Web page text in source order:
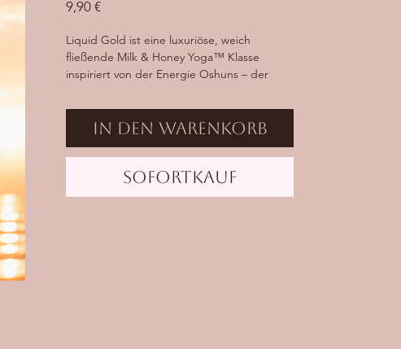
9,90 €Preis
Liquid Gold ist eine luxuriöse, weich
fließende Milk & Honey Yoga™ Klasse
inspiriert von der Energie Oshuns – der
und emotionaler Tiefe.
sonnengewärmter Haut.
Dich erwartet eine nährende Stunde voller
In den Warenkorb
Sofortkauf